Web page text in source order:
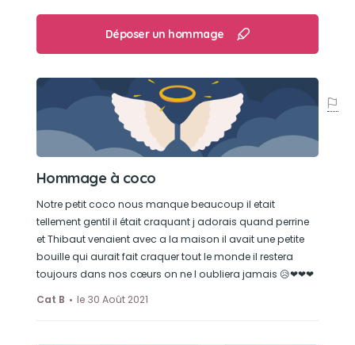
Son jouet préféré
Son loisir préféré
Jouer avec Roxy ( Chat ) et courir comme un
fou dans la cours
Déposer un hommage
Hommage à coco
Notre petit coco nous manque beaucoup il etait
tellement gentil il était craquant j adorais quand perrine
et Thibaut venaient avec a la maison il avait une petite
bouille qui aurait fait craquer tout le monde il restera
toujours dans nos cœurs on ne l oubliera jamais 😥❤❤❤
Cat B
le 30 Août 2021